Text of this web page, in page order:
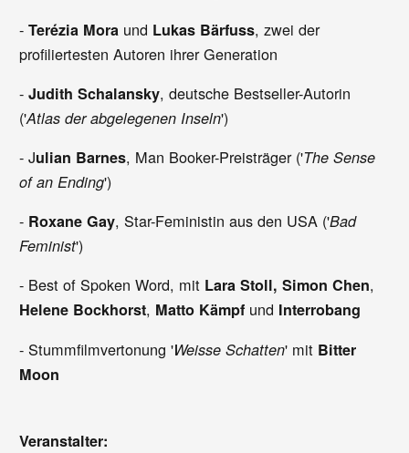
-Terézia Mora und Lukas Bärfuss, zwei der
profiliertesten Autoren ihrer Generation
-Judith Schalansky, deutsche Bestseller-Autorin
('Atlas der abgelegenen Inseln')
- Julian Barnes, Man Booker-Preisträger ('The Sense
of an Ending')
- Roxane Gay, Star-Feministin aus den USA ('Bad
Feminist')
- Best of Spoken Word, mit Lara Stoll, Simon Chen,
Helene Bockhorst, Matto Kämpf und Interrobang
- Stummfilmvertonung 'Weisse Schatten' mit Bitter
Moon
Veranstalter: